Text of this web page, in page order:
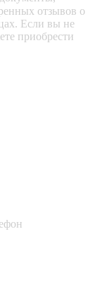
отзывов о
Если вы не
приобрести